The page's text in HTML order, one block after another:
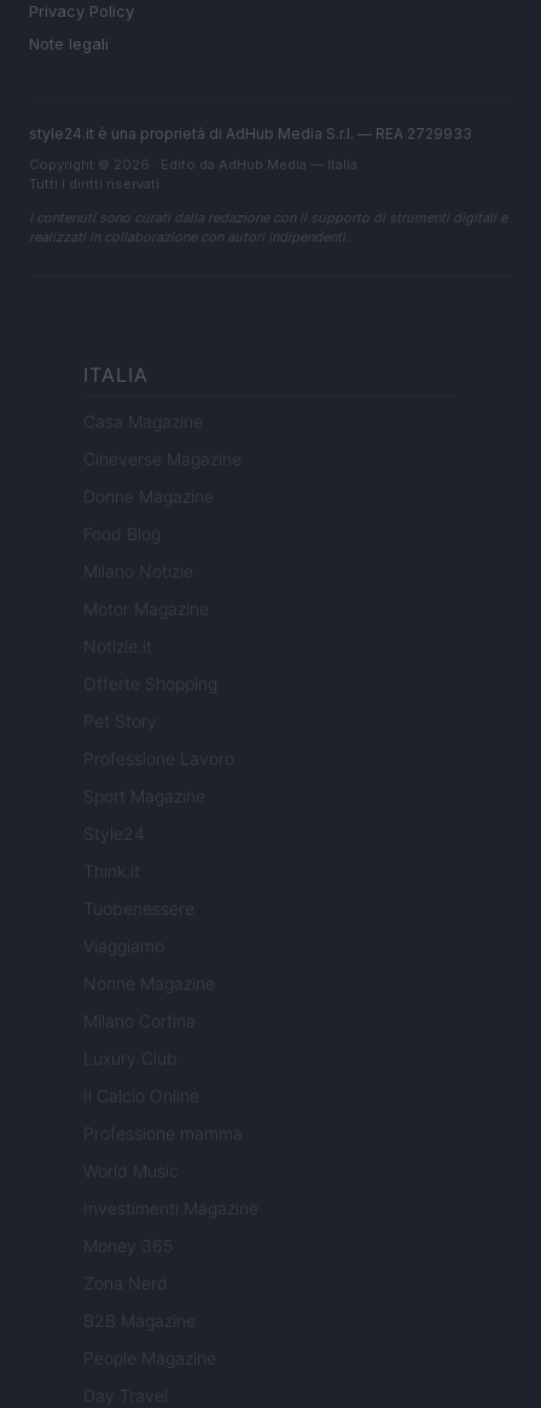
Privacy Policy
Note legali
style24.it è una proprietà di AdHub Media S.r.l. — REA 2729933
Copyright © 2026 · Edito da AdHub Media — Italia
Tutti i diritti riservati
I contenuti sono curati dalla redazione con il supporto di strumenti digitali e
realizzati in collaborazione con autori indipendenti.
ITALIA
Casa Magazine
Cineverse Magazine
Donne Magazine
Food Blog
Milano Notizie
Motor Magazine
Notizie.it
Offerte Shopping
Pet Story
Professione Lavoro
Sport Magazine
Style24
Think.it
Tuobenessere
Viaggiamo
Nonne Magazine
Milano Cortina
Luxury Club
Il Calcio Online
Professione mamma
World Music
Investimenti Magazine
Money 365
Zona Nerd
B2B Magazine
People Magazine
Day Travel